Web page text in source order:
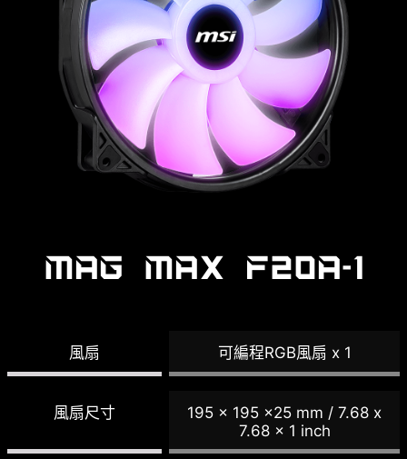
MAG MAX F20A-1
風扇 可編程RGB風扇 x 1
風扇尺寸
195 x 195 x25 mm / 7.68 x
7.68 x 1 inch